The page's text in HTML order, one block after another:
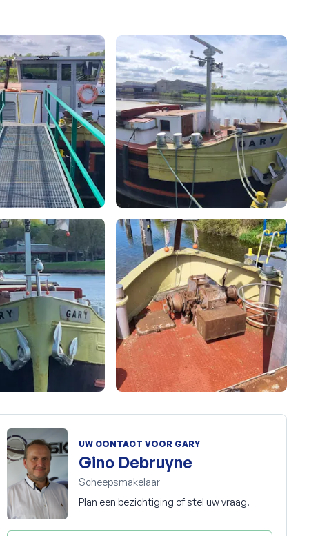
UW CONTACT VOOR GARY
Gino Debruyne
Scheepsmakelaar
Plan een bezichtiging of stel uw vraag.